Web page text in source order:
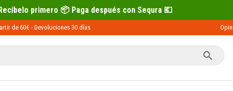
con Sequra 💶 Recíbelo
de 60€ - Devoluciones 30 días
